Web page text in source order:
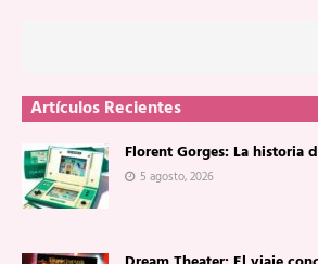
Artículos Recientes
Florent Gorges: La historia
5 agosto, 2026